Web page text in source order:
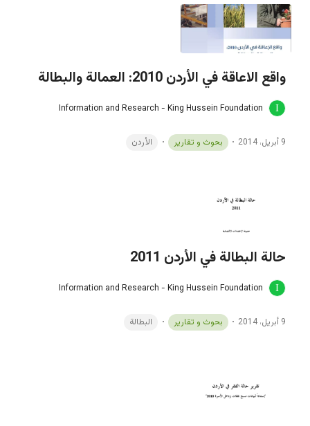
واقع الاعاقة في الأردن 2010: العمالة والبطالة
Information and Research - King Hussein Foundation
9 أبريل، 2014 بحوث و تقارير الأردن
حالة البطالة في الأردن 2011
Information and Research - King Hussein Foundation
9 أبريل، 2014 بحوث و تقارير البطالة